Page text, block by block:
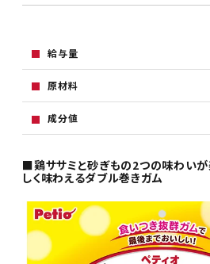
給与量
原材料
成分値
■鶏ササミと砂ぎもの2つの味わい
しく味わえるダブル巻きガム